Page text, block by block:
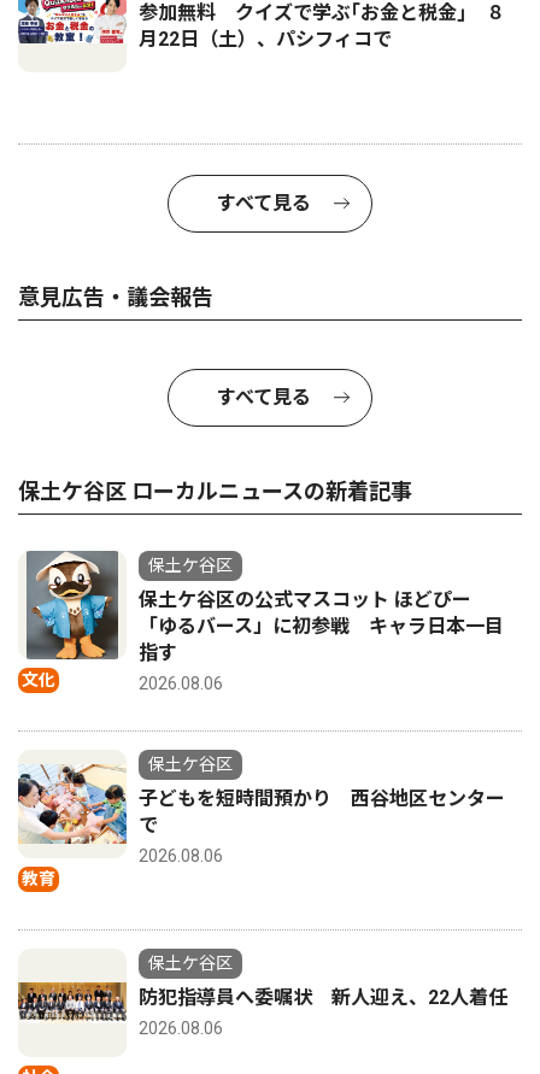
参加無料 クイズで学ぶ｢お金と税金｣ ８
月22日（土）、パシフィコで
すべて見る
意見広告・議会報告
すべて見る
保土ケ谷区 ローカルニュースの新着記事
文化
保土ケ谷区
保土ケ谷区の公式マスコット ほどぴー
「ゆるバース」に初参戦 キャラ日本一目
指す
2026.08.06
教育
保土ケ谷区
子どもを短時間預かり 西谷地区センター
で
2026.08.06
保土ケ谷区
防犯指導員へ委嘱状 新人迎え、22人着任
2026.08.06